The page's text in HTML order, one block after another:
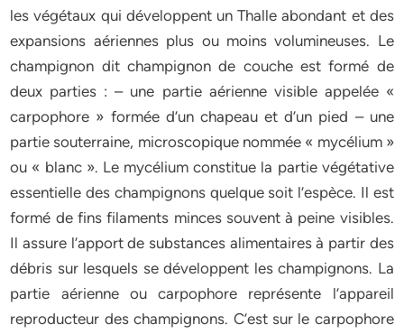
les végétaux qui développent un Thalle abondant et des
expansions aériennes plus ou moins volumineuses. Le
champignon dit champignon de couche est formé de
deux parties : – une partie aérienne visible appelée «
carpophore » formée d’un chapeau et d’un pied – une
partie souterraine, microscopique nommée « mycélium »
ou « blanc ». Le mycélium constitue la partie végétative
essentielle des champignons quelque soit l’espèce. Il est
formé de fins filaments minces souvent à peine visibles.
Il assure l’apport de substances alimentaires à partir des
débris sur lesquels se développent les champignons. La
partie aérienne ou carpophore représente l’appareil
reproducteur des champignons. C’est sur le carpophore